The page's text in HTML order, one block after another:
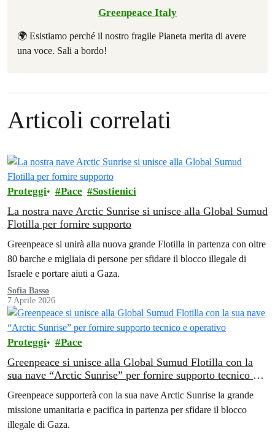
Greenpeace Italy
🌍 Esistiamo perché il nostro fragile Pianeta merita di avere
una voce. Sali a bordo!
Articoli correlati
Proteggi Pace Sostienici
La nostra nave Arctic Sunrise si unisce alla Global Sumud
Flotilla per fornire supporto
Greenpeace si unirà alla nuova grande Flotilla in partenza con oltre
80 barche e migliaia di persone per sfidare il blocco illegale di
Israele e portare aiuti a Gaza.
Sofia Basso
7 Aprile 2026
Proteggi Pace
Greenpeace si unisce alla Global Sumud Flotilla con la
sua nave “Arctic Sunrise” per fornire supporto tecnico e
Greenpeace supporterà con la sua nave Arctic Sunrise la grande
missione umanitaria e pacifica in partenza per sfidare il blocco
illegale di Gaza.